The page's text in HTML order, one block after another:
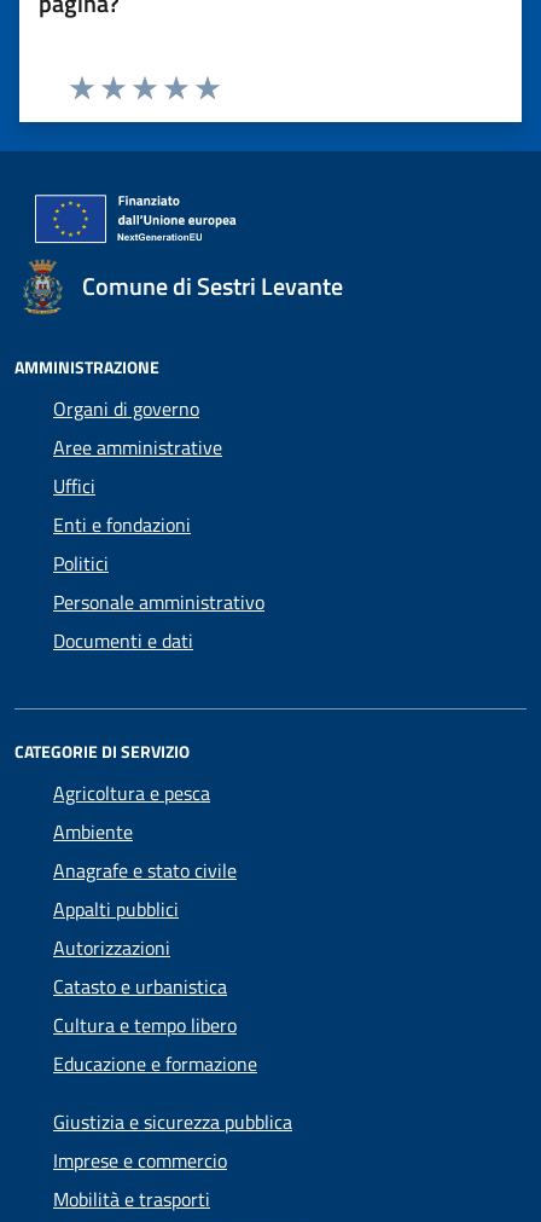
Valuta 5 stelle su 5
Valuta 4 stelle su 5
Valuta 3 stelle su 5
Valuta 2 stelle su 5
Valuta 1 stelle su 5
Comune di Sestri Levante
AMMINISTRAZIONE
Organi di governo
Aree amministrative
Uffici
Enti e fondazioni
Politici
Personale amministrativo
Documenti e dati
CATEGORIE DI SERVIZIO
Agricoltura e pesca
Ambiente
Anagrafe e stato civile
Appalti pubblici
Autorizzazioni
Catasto e urbanistica
Cultura e tempo libero
Educazione e formazione
Giustizia e sicurezza pubblica
Imprese e commercio
Mobilità e trasporti